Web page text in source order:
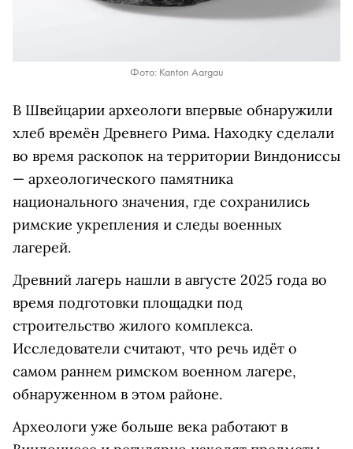
Фото: Kanton Aargau
В Швейцарии археологи впервые обнаружили
хлеб времён Древнего Рима. Находку сделали
во время раскопок на территории Виндониссы
— археологического памятника
национального значения, где сохранились
римские укрепления и следы военных
лагерей.
Древний лагерь нашли в августе 2025 года во
время подготовки площадки под
строительство жилого комплекса.
Исследователи считают, что речь идёт о
самом раннем римском военном лагере,
обнаруженном в этом районе.
Археологи уже больше века работают в